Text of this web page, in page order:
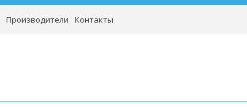
Производители Контакты